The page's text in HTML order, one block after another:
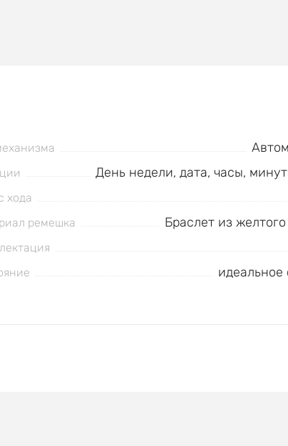
День недели, дата, часы,
хода
ремешка Браслет из желтого
идеальное